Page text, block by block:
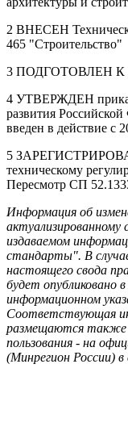
2 ВНЕСЕН
465 "Строительство"
3 ПОДГОТОВЛЕН
4 УТВЕРЖДЕН
развития
введен в действие с
5
техническому
Пересмотр СП
Информация об
актуализированному
издаваемом
стандарты". В
настоящего свода
будет опубликовано
информационном
Соответствующая
размещаются также
пользования - на
(Минрегион России)